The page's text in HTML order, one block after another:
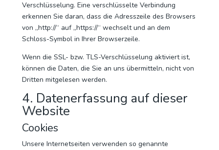
Verschlüsselung. Eine verschlüsselte Verbindung
erkennen Sie daran, dass die Adresszeile des Browsers
von „http://“ auf „https://“ wechselt und an dem
Schloss-Symbol in Ihrer Browserzeile.
Wenn die SSL- bzw. TLS-Verschlüsselung aktiviert ist,
können die Daten, die Sie an uns übermitteln, nicht von
Dritten mitgelesen werden.
4. Datenerfassung auf dieser
Website
Cookies
Unsere Internetseiten verwenden so genannte